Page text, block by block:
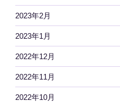
2023年2月
2023年1月
2022年12月
2022年11月
2022年10月